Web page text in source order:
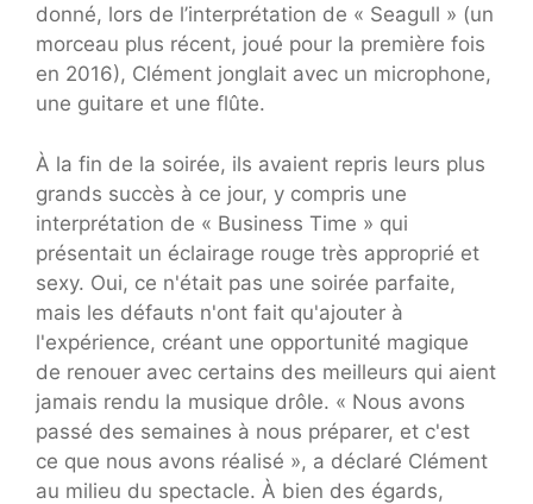
donné, lors de l’interprétation de « Seagull » (un
morceau plus récent, joué pour la première fois
en 2016), Clément jonglait avec un microphone,
une guitare et une flûte.
À la fin de la soirée, ils avaient repris leurs plus
grands succès à ce jour, y compris une
interprétation de « Business Time » qui
présentait un éclairage rouge très approprié et
sexy. Oui, ce n'était pas une soirée parfaite,
mais les défauts n'ont fait qu'ajouter à
l'expérience, créant une opportunité magique
de renouer avec certains des meilleurs qui aient
jamais rendu la musique drôle. « Nous avons
passé des semaines à nous préparer, et c'est
ce que nous avons réalisé », a déclaré Clément
au milieu du spectacle. À bien des égards,